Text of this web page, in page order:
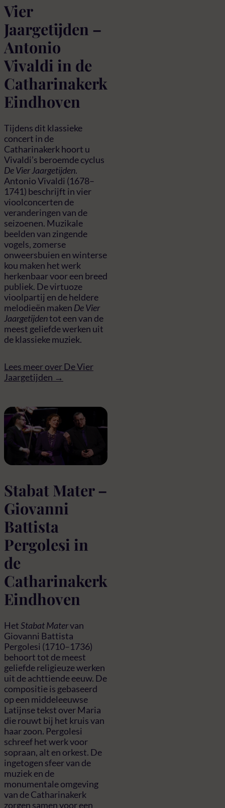
Vier
Jaargetijden –
Antonio
Vivaldi in de
Catharinakerk
Eindhoven
Tijdens dit klassieke
concert in de
Catharinakerk hoort u
Vivaldi’s beroemde cyclus
De Vier Jaargetijden.
Antonio Vivaldi (1678–
1741) beschrijft in vier
vioolconcerten de
veranderingen van de
seizoenen. Muzikale
beelden van zingende
vogels, zomerse
onweersbuien en winterse
kou maken het werk
herkenbaar voor een breed
publiek. De virtuoze
vioolpartij en de heldere
melodieën maken De Vier
Jaargetijdentot een van de
meest geliefde werken uit
de klassieke muziek.
Lees meer over De Vier
Jaargetijden →
Stabat Mater –
Giovanni
Battista
Pergolesi in
de
Catharinakerk
Eindhoven
HetStabat Matervan
Giovanni Battista
Pergolesi (1710–1736)
behoort tot de meest
geliefde religieuze werken
uit de achttiende eeuw. De
compositie is gebaseerd
op een middeleeuwse
Latijnse tekst over Maria
die rouwt bij het kruis van
haar zoon. Pergolesi
schreef het werk voor
sopraan, alt en orkest. De
ingetogen sfeer van de
muziek en de
monumentale omgeving
van de Catharinakerk
zorgen samen voor een